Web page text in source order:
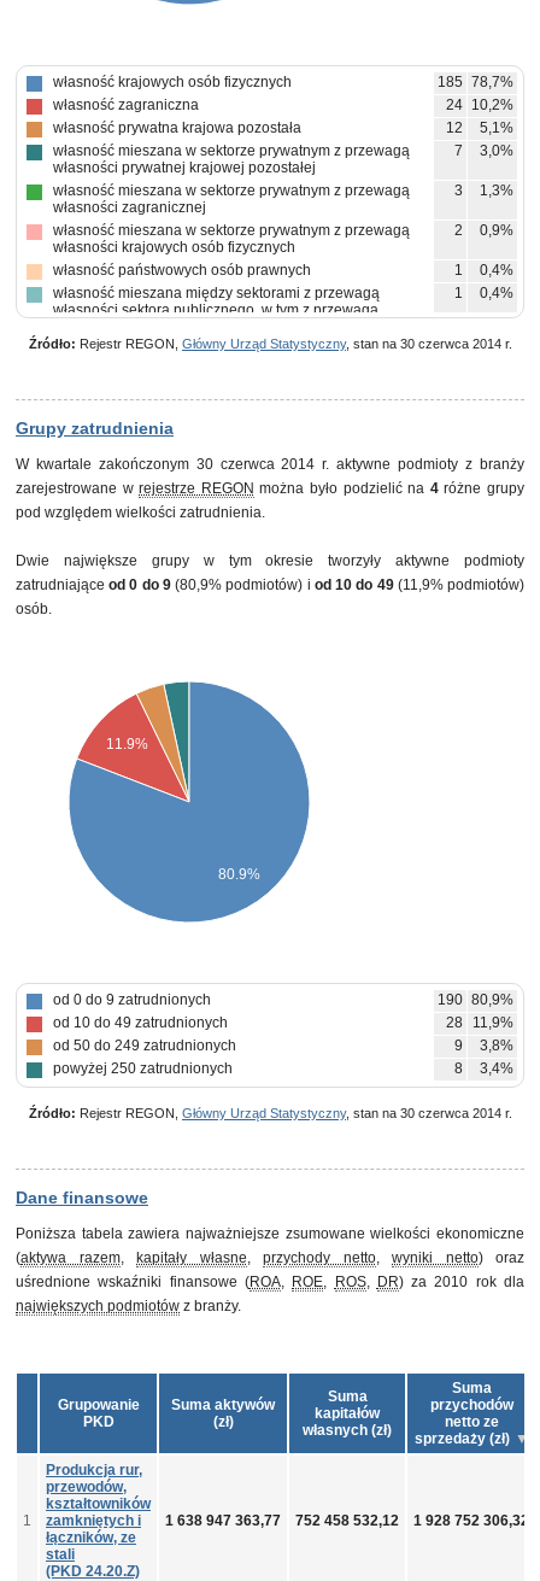
własność krajowych osób fizycznych 185 78,7%
własność zagraniczna
24 10,2%
własność prywatna krajowa pozostała
12
5,1%
własność mieszana w sektorze prywatnym z przewagą
własności prywatnej krajowej pozostałej
7 3,0%
własność mieszana w sektorze prywatnym z przewagą
własności zagranicznej
3 1,3%
własność mieszana w sektorze prywatnym z przewagą
własności krajowych osób fizycznych
2 0,9%
własność państwowych osób prawnych 1
0,4%
własność mieszana między sektorami z przewagą
własności sektora publicznego, w tym z przewagą
1 0,4%
Źródło: Rejestr REGON, Główny Urząd Statystyczny, stan na 30 czerwca 2014 r.
Grupy zatrudnienia
W kwartale zakończonym 30 czerwca 2014 r. aktywne podmioty z branży
zarejestrowane wrejestrze REGON można było podzielić na 4różne grupy
pod względem wielkości zatrudnienia.
Dwie największe grupy w tym okresie tworzyły aktywne podmioty
zatrudniająceod 0 do 9(80,9% podmiotów) i od 10 do 49 (11,9% podmiotów)
osób.
11.9%
80.9%
od 0 do 9 zatrudnionych 190 80,9%
od 10 do 49 zatrudnionych
28
11,9%
od 50 do 249 zatrudnionych
9
3,8%
powyżej 250 zatrudnionych
8 3,4%
Źródło: Rejestr REGON, Główny Urząd Statystyczny, stan na 30 czerwca 2014 r.
Dane finansowe
Poniższa tabela zawiera najważniejsze zsumowane wielkości ekonomiczne
(aktywa razem, kapitały własne, przychody netto, wyniki netto) oraz
uśrednione wskaźniki finansowe (ROA, ROE, ROS, DR) za 2010 rok dla
największych podmiotów z branży.
Grupowanie
PKD
Suma aktywów
(zł)
Suma
kapitałów
własnych (zł)
Suma
przychodów
netto ze
sprzedaży (zł)
1
Produkcja rur,
przewodów,
kształtowników
zamkniętych i
łączników, ze
stali
(PKD 24.20.Z)
1 638 947 363,77 752 458 532,12 1 928 752 306,32